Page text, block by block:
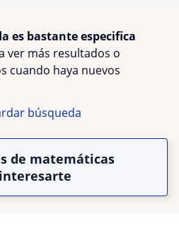
es bastante especifica
ver más resultados o
cuando haya nuevos
búsqueda
de matemáticas